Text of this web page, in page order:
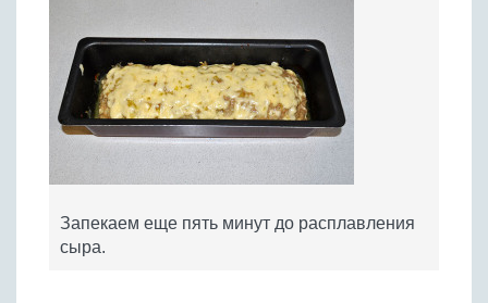
Запекаем еще пять минут до расплавления
сыра.